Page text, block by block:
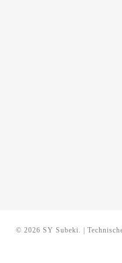
© 2026 SY Subeki. |